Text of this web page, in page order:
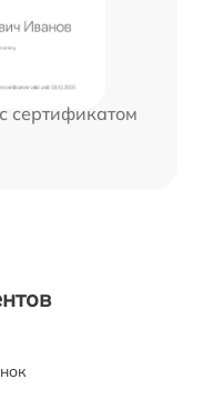
сертификатом